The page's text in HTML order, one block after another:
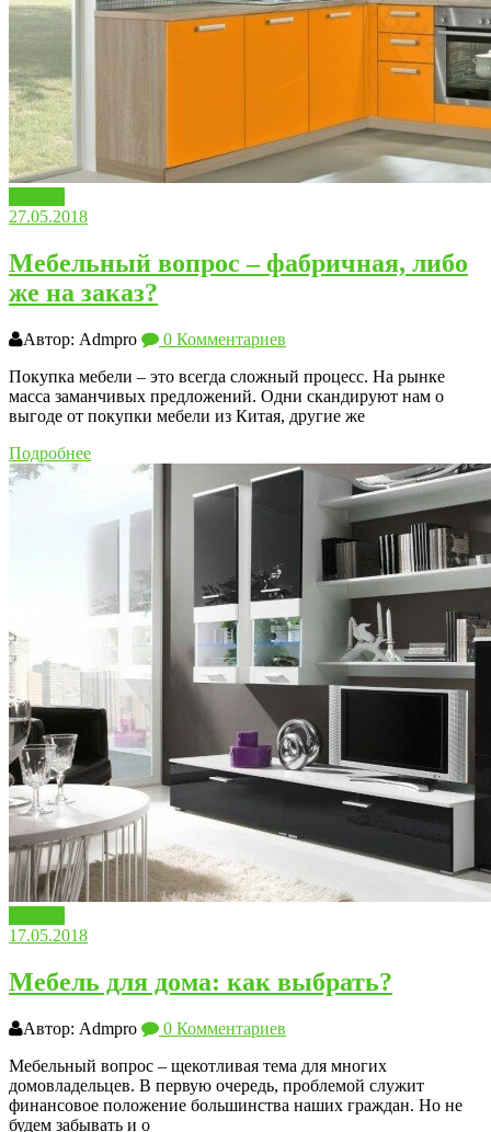
27.05.2018
Мебельный вопрос – фабричная, либо
же на заказ?
Автор: Admpro
0 Комментариев
Покупка мебели – это всегда сложный процесс. На рынке
масса заманчивых предложений. Одни скандируют нам о
выгоде от покупки мебели из Китая, другие же
Подробнее
17.05.2018
Мебель для дома: как выбрать?
Автор: Admpro
0 Комментариев
Мебельный вопрос – щекотливая тема для многих
домовладельцев. В первую очередь, проблемой служит
финансовое положение большинства наших граждан. Но не
будем забывать и о